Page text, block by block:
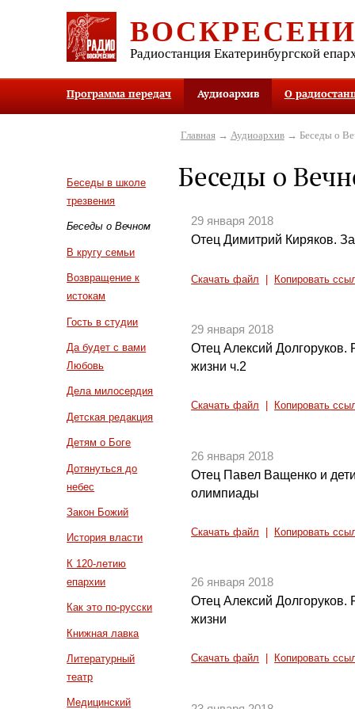
Радиостанция Екатеринбургской
Программа передач Аудиоархив О
Беседы в школе
трезвения
Беседы о Вечном
В кругу семьи
Возвращение к
истокам
Гость в студии
Да будет с вами
Любовь
Дела милосердия
Детская редакция
Детям о Боге
Дотянуться до
небес
Закон Божий
История власти
К 120-летию
епархии
Как это по-русски
Книжная лавка
Литературный
театр
Медицинский
Главная→ Аудиоархив→ Беседы о
Беседы о
29 января 2018
Отец Димитрий Киряков.
Скачать файл Копировать
29 января 2018
Отец Алексий
жизни ч.2
Скачать файл Копировать
26 января 2018
Отец Павел Ващенко и
олимпиады
Скачать файл Копировать
26 января 2018
Отец Алексий
жизни
Скачать файл Копировать